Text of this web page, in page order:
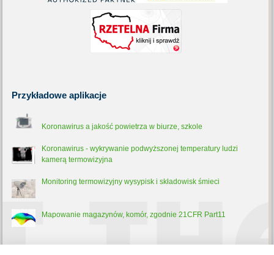
Przykładowe aplikacje
Koronawirus a jakość powietrza w biurze, szkole
Koronawirus - wykrywanie podwyższonej temperatury ludzi
kamerą termowizyjna
Monitoring termowizyjny wysypisk i składowisk śmieci
Mapowanie magazynów, komór, zgodnie 21CFR Part11